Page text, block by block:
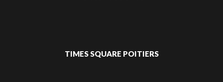
TIMES SQUARE POITIERS